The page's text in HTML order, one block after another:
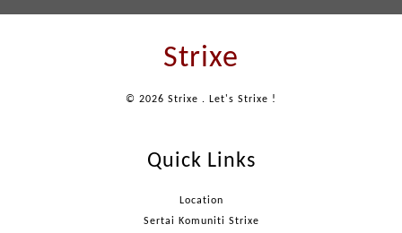
Strixe
© 2026 Strixe . Let's Strixe !
Quick Links
Location
Sertai Komuniti Strixe